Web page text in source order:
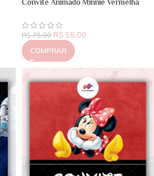
Convite Animado Minnie Vermelha
R$75,00 R$ 55,00
COMPRAR